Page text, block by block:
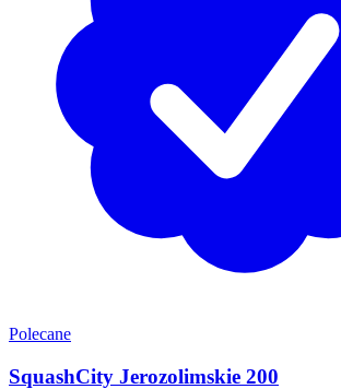
Polecane
SquashCity Jerozolimskie 200